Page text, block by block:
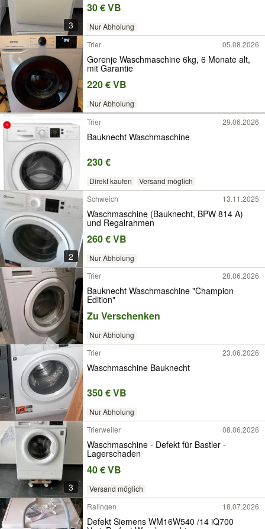
3
30 € VB
Nur Abholung
Trier
05.08.2026
Gorenje Waschmaschine 6kg, 6 Monate alt,
mit Garantie
220 € VB
Nur Abholung
Trier
29.06.2026
Bauknecht Waschmaschine
230 €
Direkt kaufen Versand möglich
2
Schweich 13.11.2025
Waschmaschine (Bauknecht, BPW 814 A)
und Regalrahmen
260 € VB
Nur Abholung
Trier
28.06.2026
Bauknecht Waschmaschine "Champion
Edition"
Zu Verschenken
Nur Abholung
Trier
23.06.2026
Waschmaschine Bauknecht
350 € VB
Nur Abholung
3
Trierweiler 08.06.2026
Waschmaschine - Defekt für Bastler -
Lagerschaden
40 € VB
Versand möglich
Ralingen
18.07.2026
Defekt Siemens WM16W540 /14 iQ700